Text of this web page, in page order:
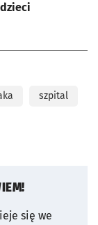
szpital
się we